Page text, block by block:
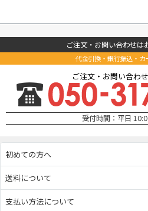
ご注文・お問い合わせは
代金引換・銀行振込・カ
ご注文・お問い合わ
受付時間：平日
初めての方へ
送料について
支払い方法について